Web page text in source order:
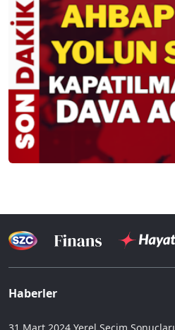
Haberler